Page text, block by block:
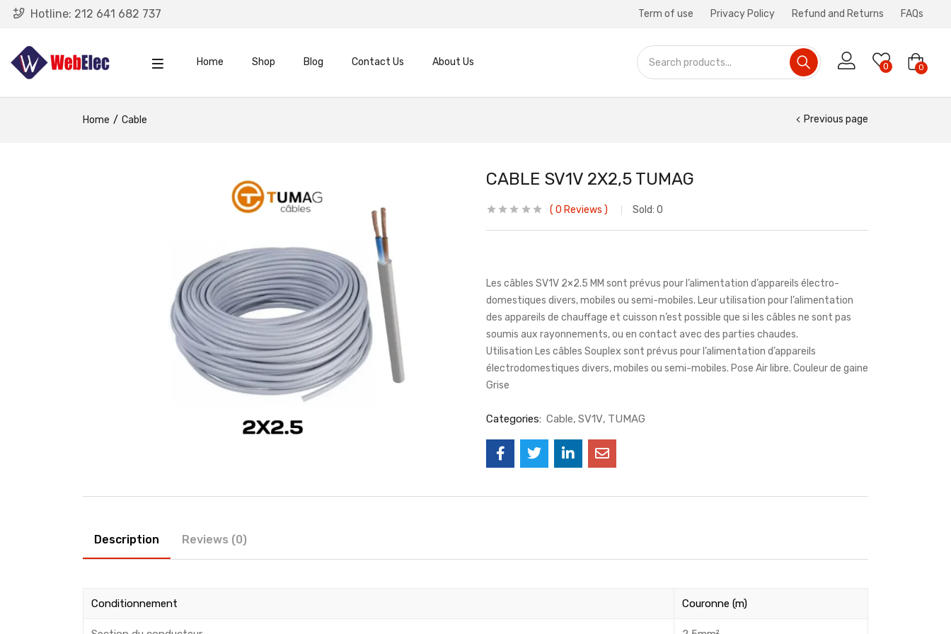
Hotline: 212 641 682 737 Term of use Privacy Policy Refund and Returns FAQs
Home Shop Blog Contact Us About Us 0 0
Home Cable Previous page
CABLE SV1V 2X2,5 TUMAG
0 Reviews Sold: 0
Les câbles SV1V 2×2.5 MM sont prévus pour l’alimentation d’appareils électro-
domestiques divers, mobiles ou semi-mobiles. Leur utilisation pour l’alimentation
des appareils de chauffage et cuisson n’est possible que si les câbles ne sont pas
soumis aux rayonnements, ou en contact avec des parties chaudes.
Utilisation Les câbles Souplex sont prévus pour l’alimentation d’appareils
électrodomestiques divers, mobiles ou semi-mobiles. Pose Air libre. Couleur de gaine
Grise
Categories: Cable SV1V TUMAG
Description Reviews (0)
Conditionnement Couronne (m)